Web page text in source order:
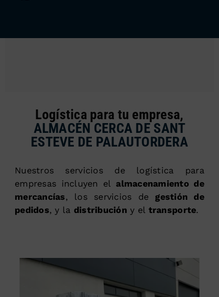
Logística para tu empresa,
ALMACÉN CERCA DE SANT
ESTEVE DE PALAUTORDERA
Nuestros servicios de logística para
empresas incluyen elalmacenamiento de
mercancías, los servicios de gestión de
pedidos, y la distribución y el transporte.